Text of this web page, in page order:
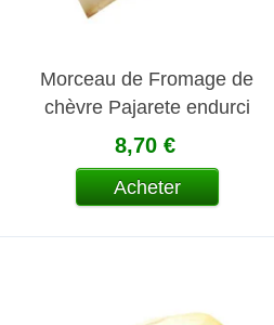
Morceau de Fromage de
chèvre Pajarete endurci
8,70 €
Acheter